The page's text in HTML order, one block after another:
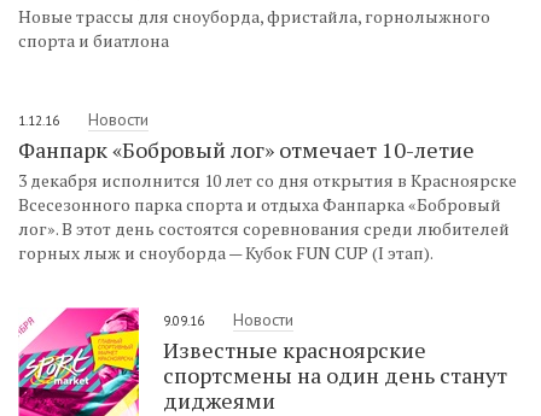
Новые трассы для сноуборда, фристайла, горнолыжного
спорта и биатлона
1.12.16 Новости
Фанпарк «Бобровый лог» отмечает 10-летие
3 декабря исполнится 10 лет со дня открытия в Красноярске
Всесезонного парка спорта и отдыха Фанпарка «Бобровый
лог». В этот день состоятся соревнования среди любителей
горных лыж и сноуборда — Кубок FUN CUP (I этап).
9.09.16 Новости
Известные красноярские
спортсмены на один день станут
диджеями